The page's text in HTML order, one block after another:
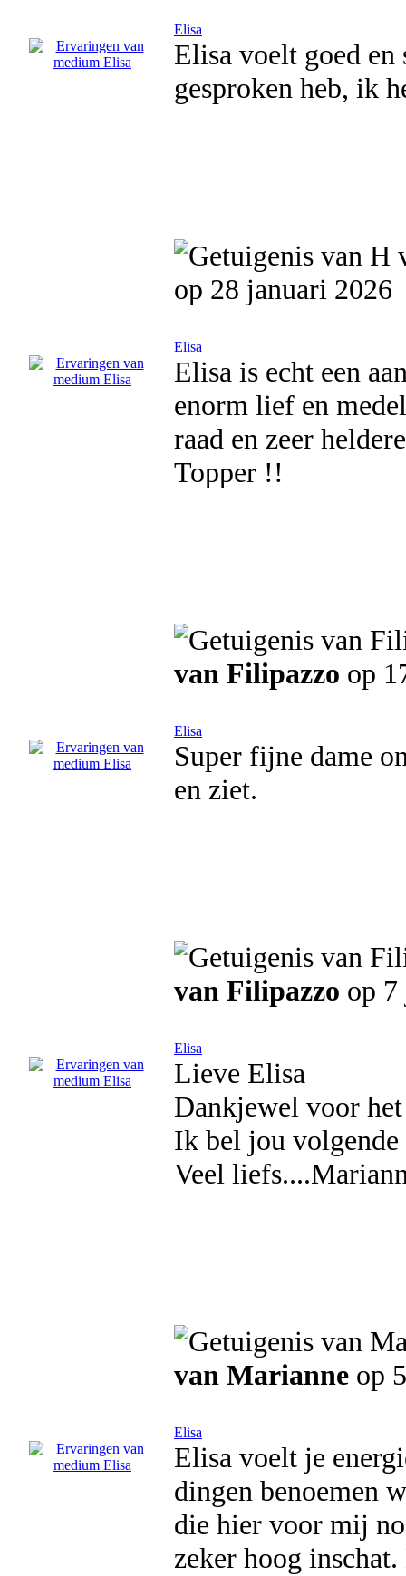
Elisa
Elisa voelt goed
gesproken heb, ik
op 28 januari 2026
Elisa
Elisa is echt een
enorm lief en
raad en zeer
Topper !!
van Filipazzo op
Elisa
Super fijne dame
en ziet.
van Filipazzo op
Elisa
Lieve Elisa
Dankjewel voor
Ik bel jou volgende
Veel
van Marianne op
Elisa
Elisa voelt je
dingen benoemen
die hier voor mij
zeker hoog